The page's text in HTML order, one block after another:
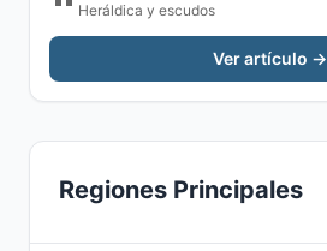
Heráldica y escudos
Ver artículo →
Regiones Principales